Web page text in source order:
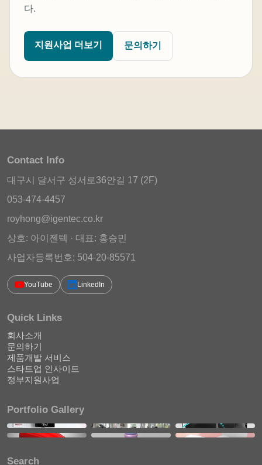
다.
지원사업 더보기 문의하기
Contact Info
대구시 달서구 성서로36안길 17 (2F)
053-474-4457
royhong@igentec.co.kr
상호: 아이젠텍 · 대표: 홍승민
사업자등록번호: 504-20-85571
YouTube LinkedIn
Quick Links
회사소개
문의하기
제품개발 서비스
스타트업 인사이트
정부지원사업
Portfolio Gallery
Search